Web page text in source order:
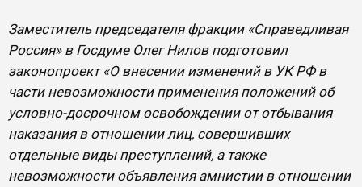
Заместитель председателя фракции «Справедливая
Россия» в Госдуме Олег Нилов подготовил
законопроект «О внесении изменений в УК РФ в
части невозможности применения положений об
условно-досрочном освобождении от отбывания
наказания в отношении лиц, совершивших
отдельные виды преступлений, а также
невозможности объявления амнистии в отношении